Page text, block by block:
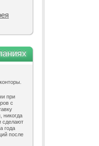
при
с
никогда
сделают
года
после